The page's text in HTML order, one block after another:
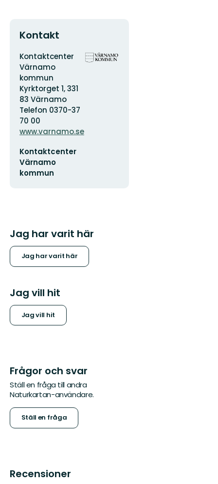
Kontakt
Adress
Kontaktcenter
Värnamo
kommun
Kyrktorget 1, 331
83 Värnamo
Telefon 0370-37
70 00
www.varnamo.se
postadress
Kontaktcenter
Värnamo
kommun
Organisationens
logotyp
Jag har varit här
Jag har varit här
Jag vill hit
Jag vill hit
Frågor och svar
Ställ en fråga till andra
Naturkartan-användare.
Ställ en fråga
Recensioner